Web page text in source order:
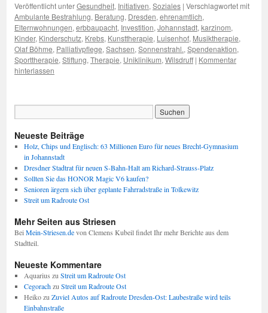
Veröffentlicht unterGesundheit, Initiativen, Soziales | Verschlagwortet mit
Ambulante Bestrahlung, Beratung, Dresden, ehrenamtlich,
Elternwohnungen, erbbaupacht, Investition, Johannstadt, karzinom,
Kinder, Kinderschutz, Krebs, Kunsttherapie, Luisenhof, Musiktherapie,
Olaf Böhme, Palliativpflege, Sachsen, Sonnenstrahl., Spendenaktion,
Sporttherapie, Stiftung, Therapie, Uniklinikum, Wilsdruff | Kommentar
hinterlassen
Neueste Beiträge
Holz, Chips und Englisch: 63 Millionen Euro für neues Brecht-Gymnasium
in Johannstadt
Dresdner Stadtrat für neuen S-Bahn-Halt am Richard-Strauss-Platz
Sollten Sie das HONOR Magic V6 kaufen?
Senioren ärgern sich über geplante Fahrradstraße in Tolkewitz
Streit um Radroute Ost
Mehr Seiten aus Striesen
Bei Mein-Striesen.devon Clemens Kubeil findet Ihr mehr Berichte aus dem
Stadtteil.
Neueste Kommentare
Aquarius zu Streit um Radroute Ost
Cegorachzu Streit um Radroute Ost
Heikozu Zuviel Autos auf Radroute Dresden-Ost: Laubestraße wird teils
Einbahnstraße